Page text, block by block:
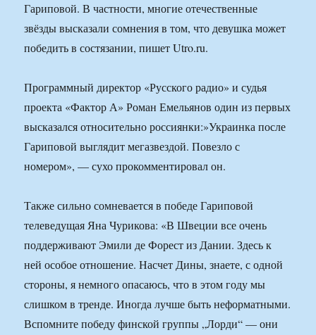
Гариповой. В частности, многие отечественные
звёзды высказали сомнения в том, что девушка может
победить в состязании, пишет Utro.ru.
Программный директор «Русского радио» и судья
проекта «Фактор А» Роман Емельянов один из первых
высказался относительно россиянки:»Украинка после
Гариповой выглядит мегазвездой. Повезло с
номером», — сухо прокомментировал он.
Также сильно сомневается в победе Гариповой
телеведущая Яна Чурикова: «В Швеции все очень
поддерживают Эмили де Форест из Дании. Здесь к
ней особое отношение. Насчет Дины, знаете, с одной
стороны, я немного опасаюсь, что в этом году мы
слишком в тренде. Иногда лучше быть неформатными.
Вспомните победу финской группы „Лорди“ — они